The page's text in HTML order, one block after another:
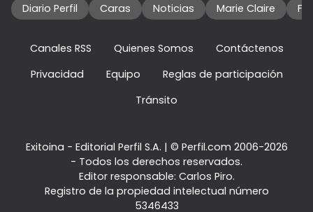
Diario Perfil Caras Noticias Marie Claire
Canales RSS Quienes Somos
Contáctenos
Privacidad
Equipo
Reglas de participación
Tránsito
Exitoina - Editorial Perfil S.A. | © Perfil.com 2006-2026
- Todos los derechos reservados.
Editor responsable: Carlos Piro.
Registro de la propiedad intelectual número
5346433